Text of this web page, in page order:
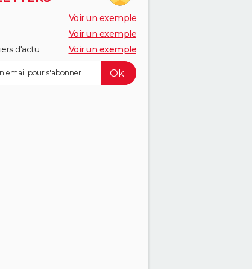
Voir un exemple
Voir un exemple
d'actu
Voir un exemple